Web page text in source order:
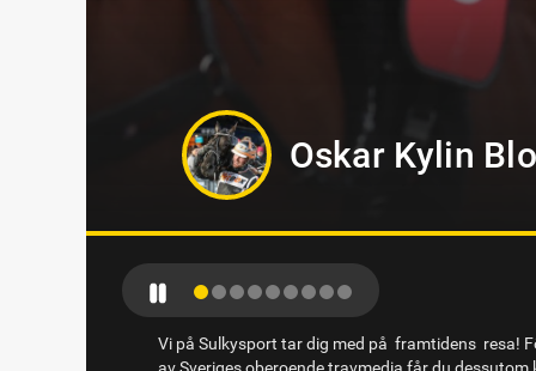
Markus B
Vi på Sulkysport tar dig med på framtidens resa!